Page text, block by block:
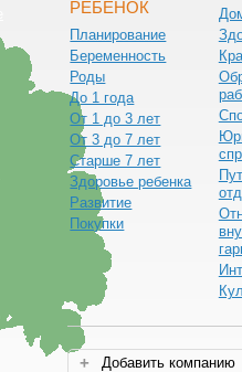
РЕБЕНОК
Планирование
Беременность
Роды
До 1 года
От 1 до 3 лет
От 3 до 7 лет
Старше 7 лет
Здоровье ребенка
Развитие
Покупки
Добавить компанию